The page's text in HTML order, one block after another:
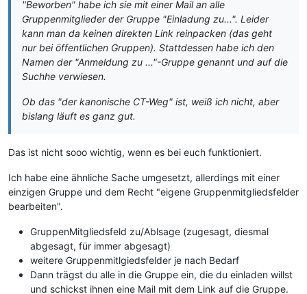
"Beworben" habe ich sie mit einer Mail an alle
Gruppenmitglieder der Gruppe "Einladung zu...". Leider
kann man da keinen direkten Link reinpacken (das geht
nur bei öffentlichen Gruppen). Stattdessen habe ich den
Namen der "Anmeldung zu ..."-Gruppe genannt und auf die
Suchhe verwiesen.
Ob das "der kanonische CT-Weg" ist, weiß ich nicht, aber
bislang läuft es ganz gut.
Das ist nicht sooo wichtig, wenn es bei euch funktioniert.
Ich habe eine ähnliche Sache umgesetzt, allerdings mit einer
einzigen Gruppe und dem Recht "eigene Gruppenmitgliedsfelder
bearbeiten".
GruppenMitgliedsfeld zu/Ablsage (zugesagt, diesmal
abgesagt, für immer abgesagt)
weitere Gruppenmitlgiedsfelder je nach Bedarf
Dann trägst du alle in die Gruppe ein, die du einladen willst
und schickst ihnen eine Mail mit dem Link auf die Gruppe.